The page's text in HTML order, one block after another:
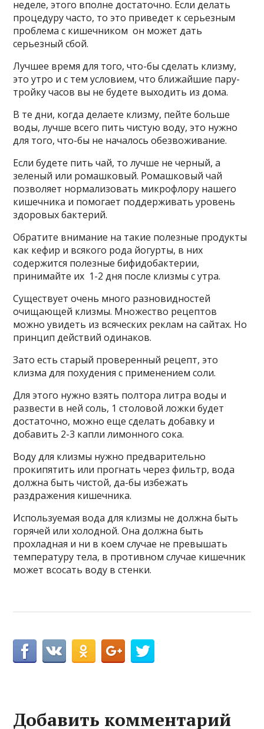
неделе, этого вполне достаточно. Если делать
процедуру часто, то это приведет к серьезным
проблема с кишечником он может дать
серьезный сбой.
Лучшее время для того, что-бы сделать клизму,
это утро и с тем условием, что ближайшие пару-
тройку часов вы не будете выходить из дома.
В те дни, когда делаете клизму, пейте больше
воды, лучше всего пить чистую воду, это нужно
для того, что-бы не началось обезвоживание.
Если будете пить чай, то лучше не черный, а
зеленый или ромашковый. Ромашковый чай
позволяет нормализовать микрофлору нашего
кишечника и помогает поддерживать уровень
здоровых бактерий.
Обратите внимание на такие полезные продукты
как кефир и всякого рода йогурты, в них
содержится полезные бифидобактерии,
принимайте их 1-2 дня после клизмы с утра.
Существует очень много разновидностей
очищающей клизмы. Множество рецептов
можно увидеть из всяческих реклам на сайтах. Но
принцип действий одинаков.
Зато есть старый проверенный рецепт, это
клизма для похудения с применением соли.
Для этого нужно взять полтора литра воды и
развести в ней соль, 1 столовой ложки будет
достаточно, можно еще сделать добавку и
добавить 2-3 капли лимонного сока.
Воду для клизмы нужно предварительно
прокипятить или прогнать через фильтр, вода
должна быть чистой, да-бы избежать
раздражения кишечника.
Используемая вода для клизмы не должна быть
горячей или холодной. Она должна быть
прохладная и ни в коем случае не превышать
температуру тела, в противном случае кишечник
может всосать воду в стенки.
Добавить комментарий